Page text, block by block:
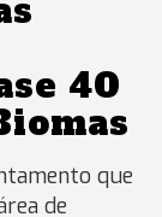
40
que
de